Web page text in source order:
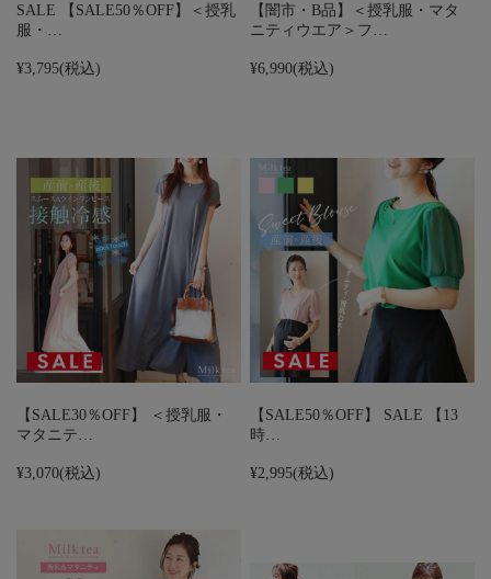
SALE 【SALE50％OFF】＜授乳
服・…
¥3,795(税込)
【闇市・B品】＜授乳服・マタ
ニティウエア＞フ…
¥6,990(税込)
【SALE30％OFF】 ＜授乳服・
マタニテ…
¥3,070(税込)
【SALE50％OFF】 SALE 【13
時…
¥2,995(税込)